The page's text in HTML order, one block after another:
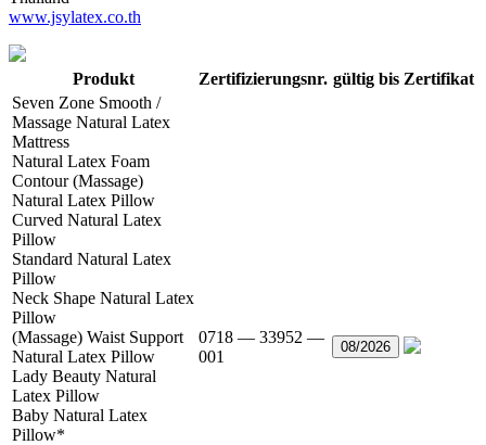
www.jsylatex.co.th
Produkt Zertifizierungsnr. gültig bis Zertifikat
Seven Zone Smooth /
Massage Natural Latex
Mattress
Natural Latex Foam
Contour (Massage)
Natural Latex Pillow
Curved Natural Latex
Pillow
Standard Natural Latex
Pillow
Neck Shape Natural Latex
Pillow
(Massage) Waist Support
Natural Latex Pillow
Lady Beauty Natural
Latex Pillow
Baby Natural Latex
Pillow*
0718 — 33952 —
001
08/2026